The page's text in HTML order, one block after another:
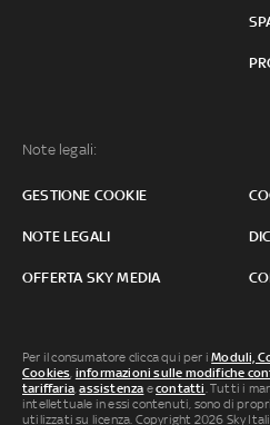
Note legali:
GESTIONE COOKIE
NOTE LEGALI
OFFERTA SKY MEDIA
Per il consumatore clicca qui per iModuli,
Cookies informazioni sulle modifiche
tariffaria ,assistenza econtatti . Tutti i
intellettuale in essi contenuti, sono di
utilizzati su licenza. Copyright 2026 Sky